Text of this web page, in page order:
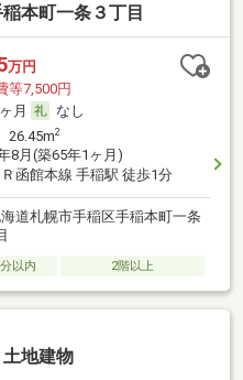
本町一条３丁目
万円
等7,500円
月
なし
2
8月(築65年1ヶ月)
Ｒ函館本線 手稲駅 徒歩1分
道札幌市手稲区手稲本町一条
以内 2階以上
地建物